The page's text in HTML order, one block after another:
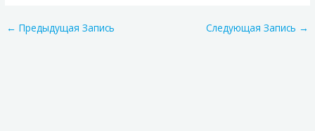
← Предыдущая Запись Следующая Запись →